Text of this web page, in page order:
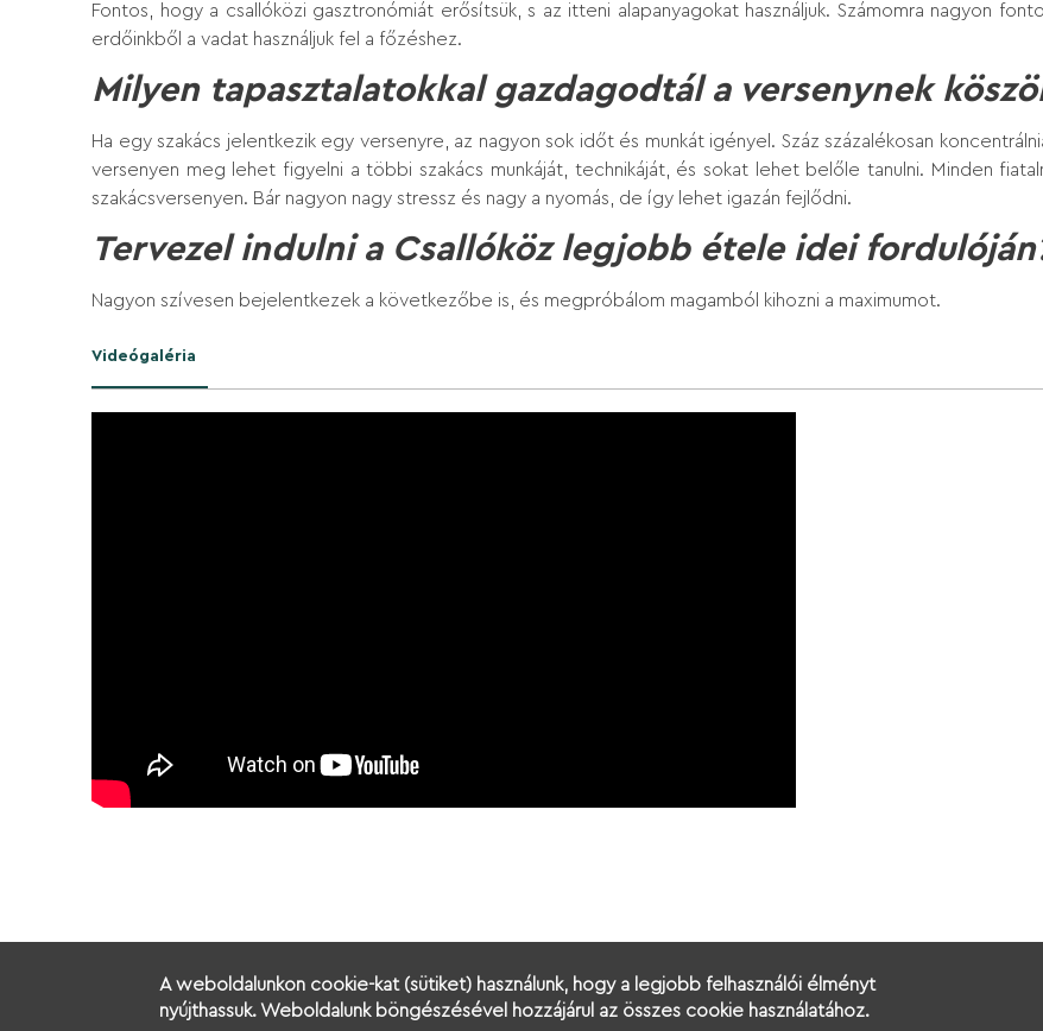
Fontos, hogy a csallóközi gasztronómiát erősítsük, s az itteni alapanyagokat használjuk. Számomra nagyon
erdőinkből a vadat használjuk fel a főzéshez.
Milyen tapasztalatokkal gazdagodtál a versenynek
Ha egy szakács jelentkezik egy versenyre, az nagyon sok időt és munkát igényel. Száz százalékosan
versenyen meg lehet figyelni a többi szakács munkáját, technikáját, és sokat lehet belőle tanulni. Minden
szakácsversenyen. Bár nagyon nagy stressz és nagy a nyomás, de így lehet igazán fejlődni.
Tervezel indulni a Csallóköz legjobb étele idei
Nagyon szívesen bejelentkezek a következőbe is, és megpróbálom magamból kihozni a maximumot.
Videógaléria
A weboldalunkon cookie-kat (sütiket) használunk, hogy a legjobb felhasználói élményt
nyújthassuk. Weboldalunk böngészésével hozzájárul az összes cookie használatához.